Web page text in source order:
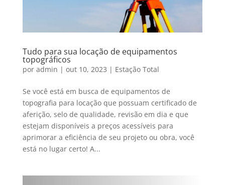
Tudo para sua locação de equipamentos
topográficos
por admin | out 10, 2023 | Estação Total
Se você está em busca de equipamentos de
topografia para locação que possuam certificado de
aferição, selo de qualidade, revisão em dia e que
estejam disponíveis a preços acessíveis para
aprimorar a eficiência de seu projeto ou obra, você
está no lugar certo! A...